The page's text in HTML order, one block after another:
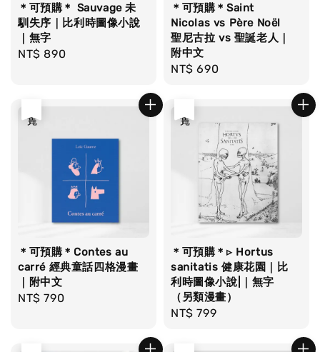
＊可預購＊ Sauvage 未
馴失序｜比利時圖像小說
｜無字
Regular
NT$ 890
＊可預購＊Saint
Nicolas vs Père Noël
聖尼古拉 vs 聖誕老人｜
附中文
Regular
NT$ 690
＊可預購＊Contes au
carré 經典童話四格漫畫
｜附中文
Regular
NT$ 790
＊可預購＊▹ Hortus
sanitatis 健康花園｜比
利時圖像小說|｜無字
（另類漫畫）
Regular
NT$ 799